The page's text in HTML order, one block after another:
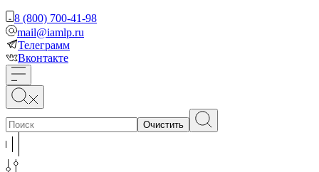
8 (800) 700-41-98
mail@iamlp.ru
Телеграмм
Вконтакте
Очистить